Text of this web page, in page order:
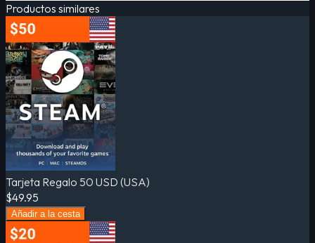
Productos similares
Tarjeta Regalo 50 USD (USA)
$49.95
Añadir a la cesta